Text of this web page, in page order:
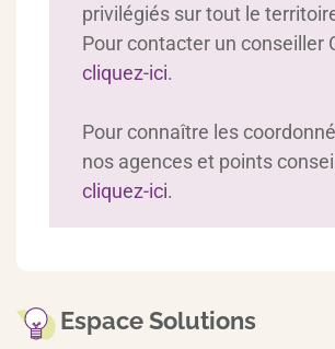
privilégiés sur tout le
Pour contacter un conseiller
cliquez-ici.
Pour connaître les
nos agences et points
cliquez-ici.
Espace Solutions